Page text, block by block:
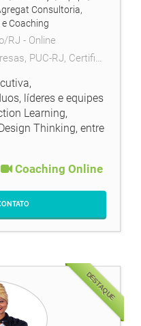
Consultoria,
Coaching
RJ - Online
pela Profit, Pontos Fortes Gallup, Mentoria.
líderes e equipes
Learning,
Thinking, entre
Coaching Online
DESTAQUE